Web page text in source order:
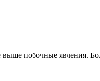
побочные явления.